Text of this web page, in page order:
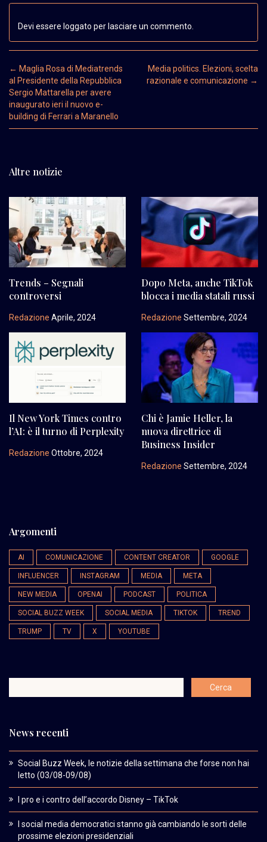
Devi essere loggato per lasciare un commento.
Post navigation
← Maglia Rosa di Mediatrends
al Presidente della Repubblica
Sergio Mattarella per avere
inaugurato ieri il nuovo e-
building di Ferrari a Maranello
Media politics. Elezioni, scelta
razionale e comunicazione →
Altre notizie
Trends – Segnali
controversi
Redazione Aprile, 2024
Dopo Meta, anche TikTok
blocca i media statali russi
Redazione Settembre, 2024
Il New York Times contro
l’AI: è il turno di Perplexity
Redazione Ottobre, 2024
Chi è Jamie Heller, la
nuova direttrice di
Business Insider
Redazione Settembre, 2024
Argomenti
AI COMUNICAZIONE CONTENT CREATOR GOOGLE
INFLUENCER INSTAGRAM MEDIA META
NEW MEDIA OPENAI PODCAST POLITICA
SOCIAL BUZZ WEEK SOCIAL MEDIA TIKTOK TREND
TRUMP TV X YOUTUBE
News recenti
Social Buzz Week, le notizie della settimana che forse non hai
letto (03/08-09/08)
I pro e i contro dell’accordo Disney – TikTok
I social media democratici stanno già cambiando le sorti delle
prossime elezioni presidenziali